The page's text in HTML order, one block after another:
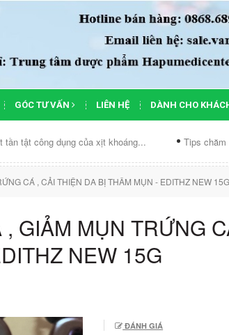
GÓC TƯ VẤN LIÊN HỆ DÀNH CHO
công dụng của xịt khoáng... Tips chăm sóc
CÁ , CẢI THIỆN DA BỊ THÂM MỤN - EDITHZ NEW 15G
GIẢM MỤN TRỨNG
NEW 15G
ĐÁNH GIÁ